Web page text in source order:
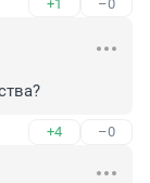
+1 –0
+4 –0